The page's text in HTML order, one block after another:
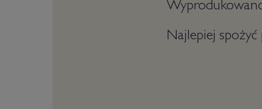
Najlepiej spożyć